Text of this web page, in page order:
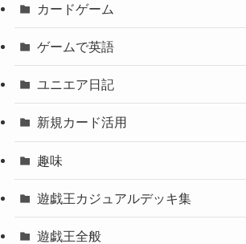
カードゲーム
ゲームで英語
ユニエア日記
新規カード活用
趣味
遊戯王カジュアルデッキ集
遊戯王全般